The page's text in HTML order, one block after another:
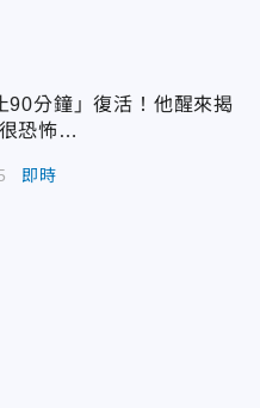
90分鐘」復活！他醒來揭
恐怖…
即時